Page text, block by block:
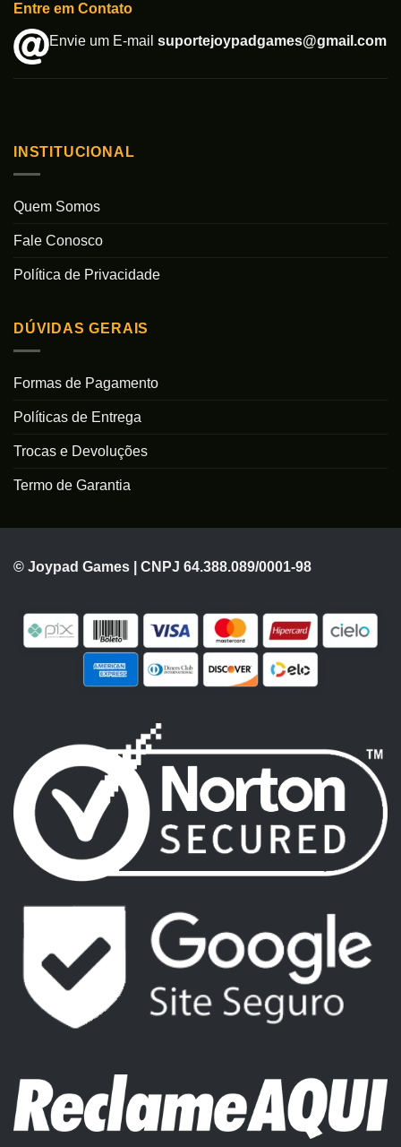
Entre em Contato
Envie um E-mail suportejoypadgames@gmail.com
INSTITUCIONAL
Quem Somos
Fale Conosco
Política de Privacidade
DÚVIDAS GERAIS
Formas de Pagamento
Políticas de Entrega
Trocas e Devoluções
Termo de Garantia
© Joypad Games | CNPJ 64.388.089/0001-98